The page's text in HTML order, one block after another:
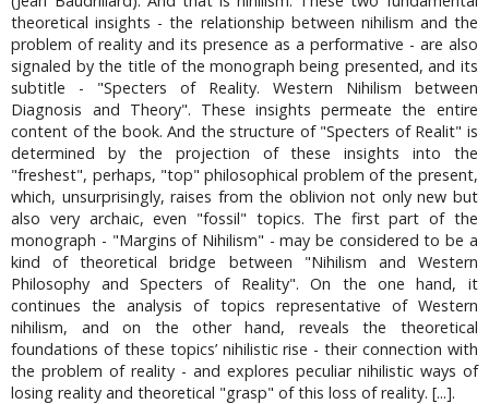
theoretical insights - the relationship between nihilism and the
problem of reality and its presence as a performative - are also
signaled by the title of the monograph being presented, and its
subtitle - "Specters of Reality. Western Nihilism between
Diagnosis and Theory". These insights permeate the entire
content of the book. And the structure of "Specters of Realit" is
determined by the projection of these insights into the
"freshest", perhaps, "top" philosophical problem of the present,
which, unsurprisingly, raises from the oblivion not only new but
also very archaic, even "fossil" topics. The first part of the
monograph - "Margins of Nihilism" - may be considered to be a
kind of theoretical bridge between "Nihilism and Western
Philosophy and Specters of Reality". On the one hand, it
continues the analysis of topics representative of Western
nihilism, and on the other hand, reveals the theoretical
foundations of these topics’ nihilistic rise - their connection with
the problem of reality - and explores peculiar nihilistic ways of
losing reality and theoretical "grasp" of this loss of reality. [...].